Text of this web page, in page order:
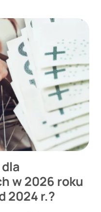
w2026 roku
2024 r.?